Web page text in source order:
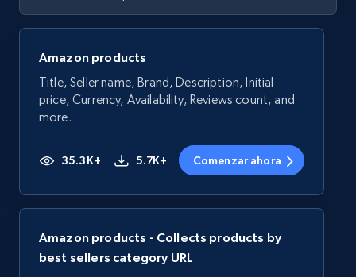
Amazon products
Title, Seller name, Brand, Description, Initial
price, Currency, Availability, Reviews count, and
more.
35.3K+ 5.7K+ Comenzar ahora
Amazon products - Collects products by
best sellers category URL